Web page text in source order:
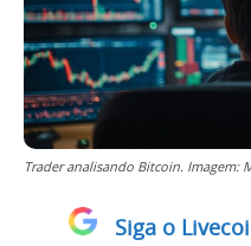
Trader analisando Bitcoin. Imagem:
Siga o